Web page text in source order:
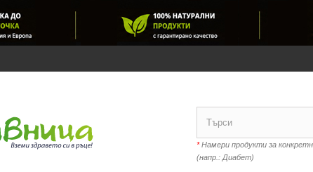
*Намери продукти за
(напр.: Диабет)